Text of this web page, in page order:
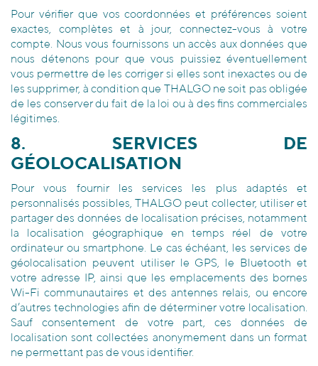
Pour vérifier que vos coordonnées et préférences soient
exactes, complètes et à jour, connectez-vous à votre
compte. Nous vous fournissons un accès aux données que
nous détenons pour que vous puissiez éventuellement
vous permettre de les corriger si elles sont inexactes ou de
les supprimer, à condition que THALGO ne soit pas obligée
de les conserver du fait de la loi ou à des fins commerciales
légitimes.
8. SERVICES DE
GÉOLOCALISATION
Pour vous fournir les services les plus adaptés et
personnalisés possibles, THALGO peut collecter, utiliser et
partager des données de localisation précises, notamment
la localisation géographique en temps réel de votre
ordinateur ou smartphone. Le cas échéant, les services de
géolocalisation peuvent utiliser le GPS, le Bluetooth et
votre adresse IP, ainsi que les emplacements des bornes
Wi-Fi communautaires et des antennes relais, ou encore
d’autres technologies afin de déterminer votre localisation.
Sauf consentement de votre part, ces données de
localisation sont collectées anonymement dans un format
ne permettant pas de vous identifier.